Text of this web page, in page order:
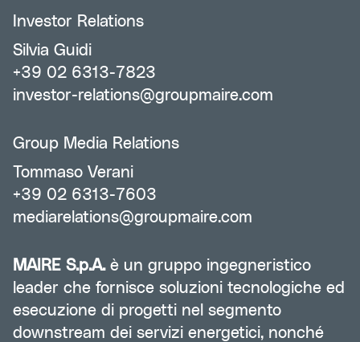
Investor Relations
Silvia Guidi
+39 02 6313-7823
investor-relations@groupmaire.com
Group Media Relations
Tommaso Verani
+39 02 6313-7603
mediarelations@groupmaire.com
MAIRE S.p.A.è un gruppo ingegneristico
leader che fornisce soluzioni tecnologiche ed
esecuzione di progetti nel segmento
downstream dei servizi energetici, nonché